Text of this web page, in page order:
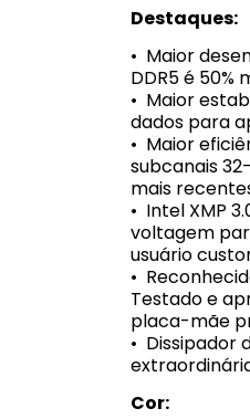
Destaques:
• Maior
DDR5 é 50%
• Maior
dados para
• Maior
subcanais
mais
• Intel XMP
voltagem
usuário
•
Testado e
placa-mãe
• Dissipador
Cor: